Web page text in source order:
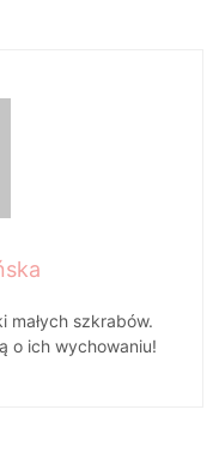
małych szkrabów.
o ich wychowaniu!